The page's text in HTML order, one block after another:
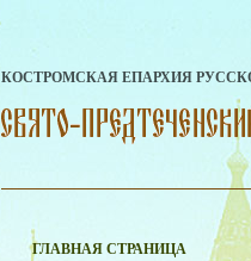
КОСТРОМСКАЯ ЕПАРХИЯ
ГЛАВНАЯ СТРАНИЦА